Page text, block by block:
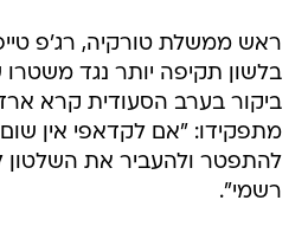
ראש ממשלת טורקיה, רג'פ
בלשון תקיפה יותר נגד
ביקור בערב הסעודית קרא
מתפקידו: "אם לקדאפי אין
להתפטר ולהעביר את השלטון
רשמי".